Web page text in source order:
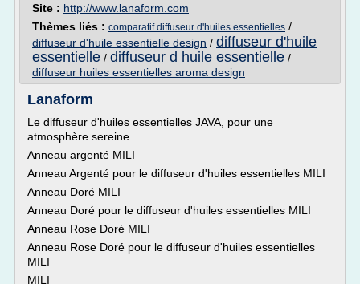
Site : http://www.lanaform.com
Thèmes liés : comparatif diffuseur d'huiles essentielles /
diffuseur d'huile essentielle design / diffuseur d'huile
essentielle / diffuseur d huile essentielle /
diffuseur huiles essentielles aroma design
Lanaform
Le diffuseur d'huiles essentielles JAVA, pour une
atmosphère sereine.
Anneau argenté MILI
Anneau Argenté pour le diffuseur d'huiles essentielles MILI
Anneau Doré MILI
Anneau Doré pour le diffuseur d'huiles essentielles MILI
Anneau Rose Doré MILI
Anneau Rose Doré pour le diffuseur d'huiles essentielles
MILI
MILI